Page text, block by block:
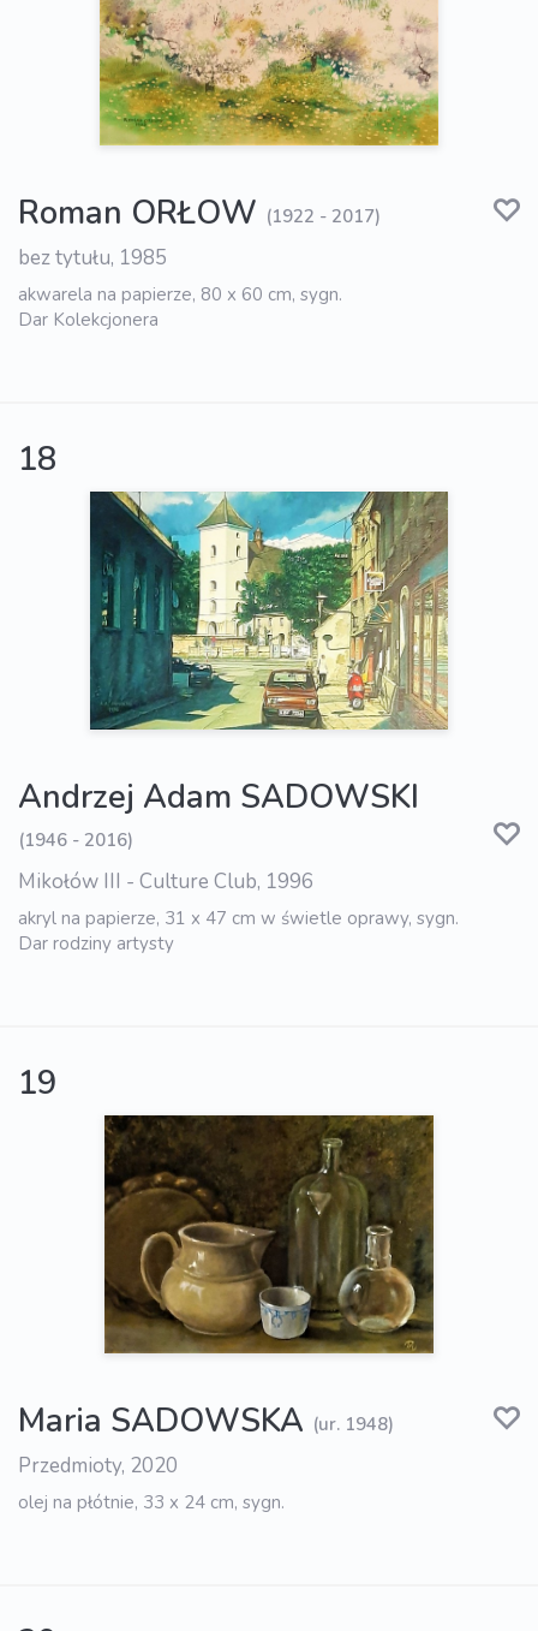
Roman ORŁOW (1922 - 2017)
bez tytułu, 1985
akwarela na papierze, 80 x 60 cm, sygn.
Dar Kolekcjonera
18
Andrzej Adam SADOWSKI
(1946 - 2016)
Mikołów III - Culture Club, 1996
akryl na papierze, 31 x 47 cm w świetle oprawy, sygn.
Dar rodziny artysty
19
Maria SADOWSKA (ur. 1948)
Przedmioty, 2020
olej na płótnie, 33 x 24 cm, sygn.